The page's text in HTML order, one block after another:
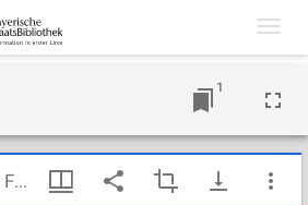
1
TypeError: Failed to fetch